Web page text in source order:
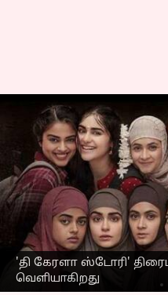
'தி கேரளா ஸ்டோரி'
வெளியாகிறது
'தி கேரளா
திரைப்படம்
இயக்குனர்
எழுதியவர் Venkatalakshmi V